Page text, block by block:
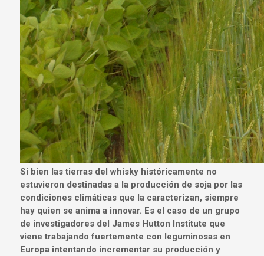
Si bien las tierras del whisky históricamente no
estuvieron destinadas a la producción de soja por las
condiciones climáticas que la caracterizan, siempre
hay quien se anima a innovar. Es el caso de un grupo
de investigadores del James Hutton Institute que
viene trabajando fuertemente con leguminosas en
Europa intentando incrementar su producción y